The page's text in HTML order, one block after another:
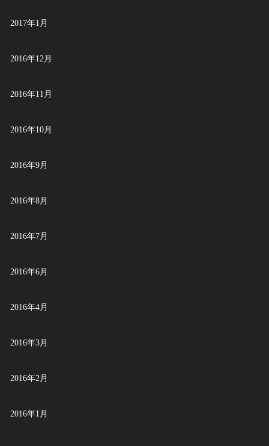
2017年1月
2016年12月
2016年11月
2016年10月
2016年9月
2016年8月
2016年7月
2016年6月
2016年4月
2016年3月
2016年2月
2016年1月